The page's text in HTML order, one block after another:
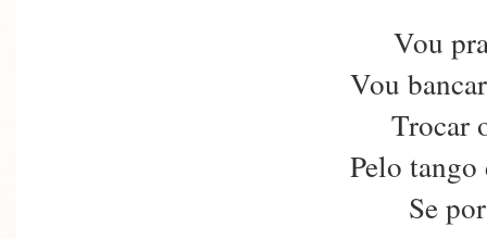
Vou
Vou
Trocar
Pelo
Se